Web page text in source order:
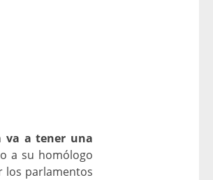
va a tener una
a su homólogo
los parlamentos